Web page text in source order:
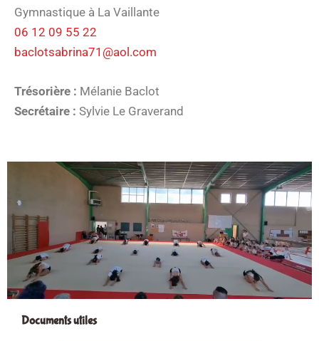
Gymnastique à La Vaillante
06 12 09 55 22
baclotsabrina71@aol.com
Trésorière : Mélanie Baclot
Secrétaire : Sylvie Le Graverand
Documents utiles